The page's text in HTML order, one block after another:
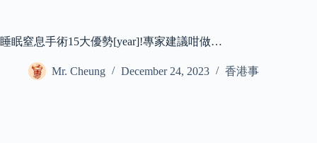
睡眠窒息手術15大優勢[year]!專家建議咁做…
Mr. Cheung December 24, 2023 香港事